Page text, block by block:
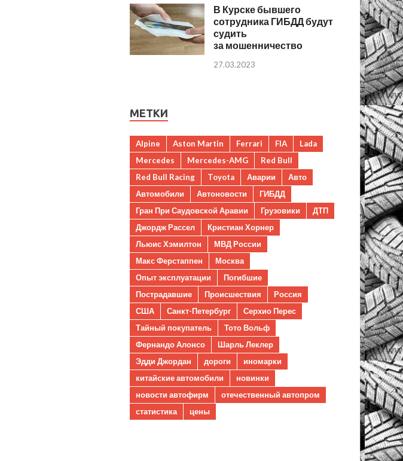
В Курске бывшего
сотрудника ГИБДД будут
судить
за мошенничество
27.03.2023
МЕТКИ
Alpine Aston Martin Ferrari FIA
Lada
Mercedes
Mercedes-AMG
Red Bull
Red Bull Racing
Toyota Аварии
Авто
Автомобили
Автоновости
ГИБДД
Гран При Саудовской Аравии
Грузовики
ДТП
Джордж Рассел
Кристиан Хорнер
Льюис Хэмилтон
МВД России
Макс Ферстаппен
Москва
Опыт эксплуатации
Погибшие
Пострадавшие
Происшествия
Россия
США
Санкт-Петербург
Серхио Перес
Тайный покупатель
Тото Вольф
Фернандо Алонсо
Шарль Леклер
Эдди Джордан
дороги
иномарки
китайские автомобили
новинки
новости автофирм
отечественный автопром
статистика
цены